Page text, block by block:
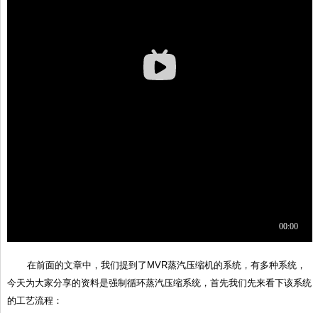
在前面的文章中，我们提到了MVR蒸汽压缩机的系统，有多种系统，
今天为大家分享的资料是强制循环蒸汽压缩系统，首先我们先来看下该系统
的工艺流程：